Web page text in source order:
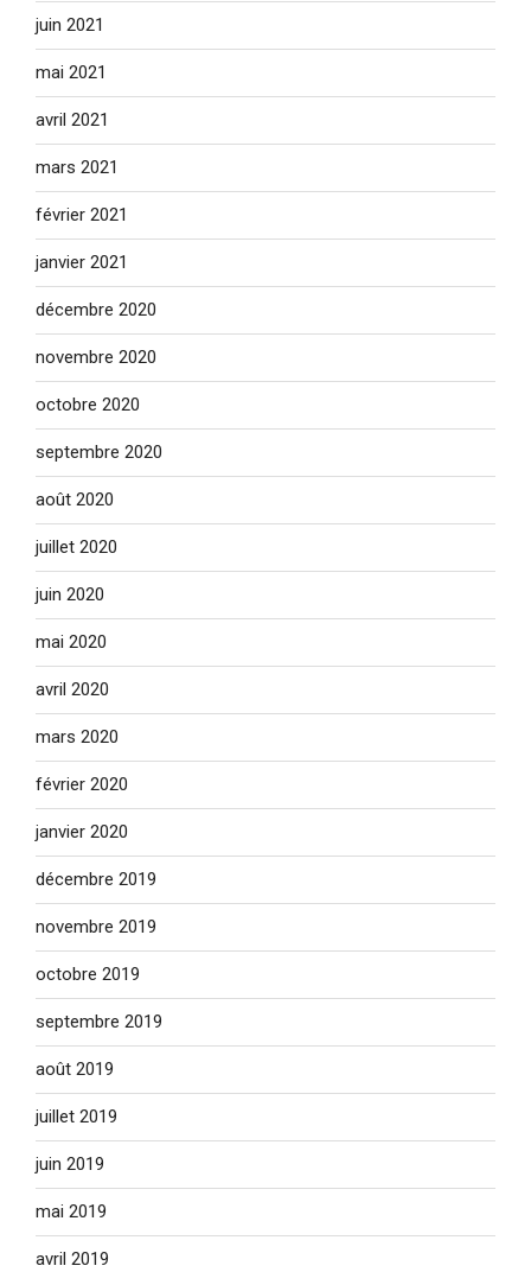
juin 2021
mai 2021
avril 2021
mars 2021
février 2021
janvier 2021
décembre 2020
novembre 2020
octobre 2020
septembre 2020
août 2020
juillet 2020
juin 2020
mai 2020
avril 2020
mars 2020
février 2020
janvier 2020
décembre 2019
novembre 2019
octobre 2019
septembre 2019
août 2019
juillet 2019
juin 2019
mai 2019
avril 2019